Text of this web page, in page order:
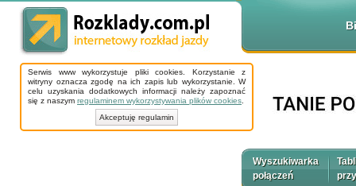
Serwis www wykorzystuje pliki cookies. Korzystanie z
witryny oznacza zgodę na ich zapis lub wykorzystanie. W
celu uzyskania dodatkowych informacji należy zapoznać
się z naszym regulaminem wykorzystywania plików cookies
Akceptuję regulamin
Wyszukiwarka
połączeń